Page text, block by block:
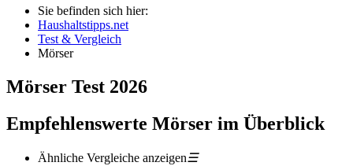
Sie befinden sich hier:
Haushaltstipps.net
Test & Vergleich
Mörser
Mörser Test 2026
Empfehlenswerte Mörser im Überblick
Ähnliche Vergleiche anzeigen☰